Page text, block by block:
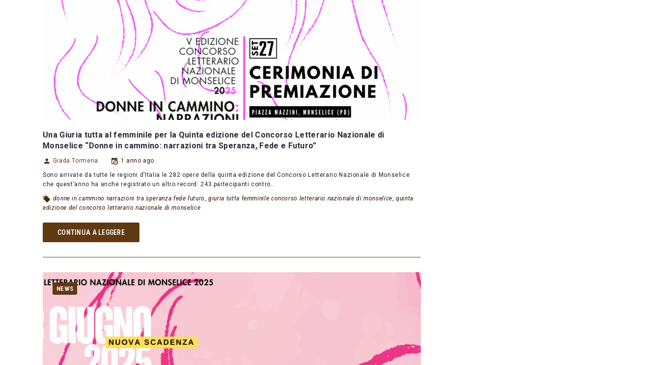
Una Giuria tutta al femminile per la Quinta edizione del Concorso Letterario Nazionale di
Monselice “Donne in cammino: narrazioni tra Speranza, Fede e Futuro”
Giada Tormena 1 anno ago
Sono arrivate da tutte le regioni d’Italia le 282 opere della quinta edizione del Concorso Letterario Nazionale di Monselice
che quest’anno ha anche registrato un altro record: 243 partecipanti contro…
donne in cammino narrazioni tra speranza fede futuro,giuria tutta femminile concorso letterario nazionale di monselice,quinta
edizione del concorso letterario nazionale di monselice
CONTINUA A LEGGERE
NEWS